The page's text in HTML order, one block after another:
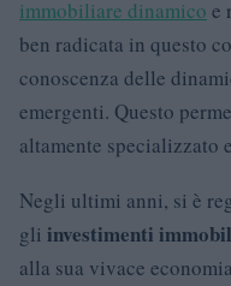
immobiliare dinamico e
ben radicata in questo
conoscenza delle
emergenti. Questo
altamente specializzato
Negli ultimi anni, si è
gli investimenti
alla sua vivace